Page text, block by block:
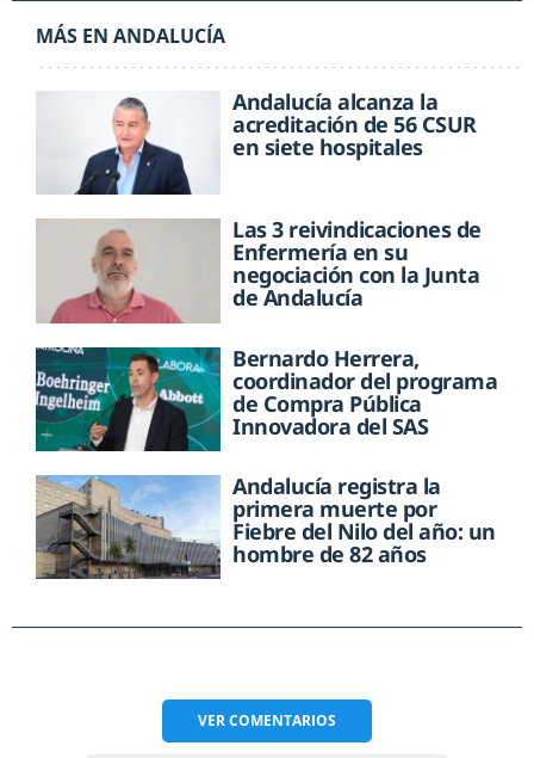
MÁS EN ANDALUCÍA
Andalucía alcanza la
acreditación de 56 CSUR
en siete hospitales
Las 3 reivindicaciones de
Enfermería en su
negociación con la Junta
de Andalucía
Bernardo Herrera,
coordinador del programa
de Compra Pública
Innovadora del SAS
Andalucía registra la
primera muerte por
Fiebre del Nilo del año: un
hombre de 82 años
VERCOMENTARIOS